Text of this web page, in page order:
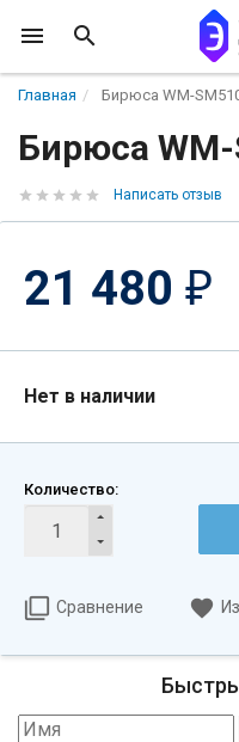
Главная Бирюса WM-
Бирюса
Написать отзыв
21 480 ₽
Нет в наличии
Количество:
Сравнение